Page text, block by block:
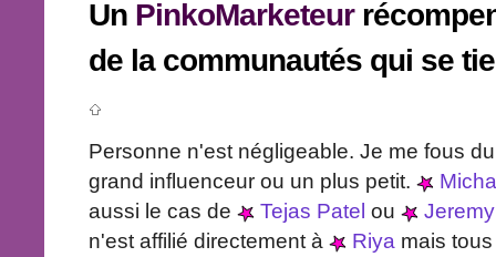
Un PinkoMarketeur
de la communautés qui se
Personne n'est négligeable. Je me fous
grand influenceur ou un plus petit.
aussi le cas de
Tejas Patel ou
n'est affilié directement à
Riya mais